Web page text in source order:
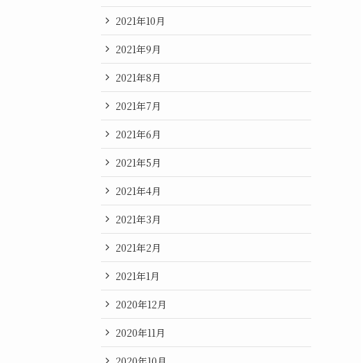
2021年10月
2021年9月
2021年8月
2021年7月
2021年6月
2021年5月
2021年4月
2021年3月
2021年2月
2021年1月
2020年12月
2020年11月